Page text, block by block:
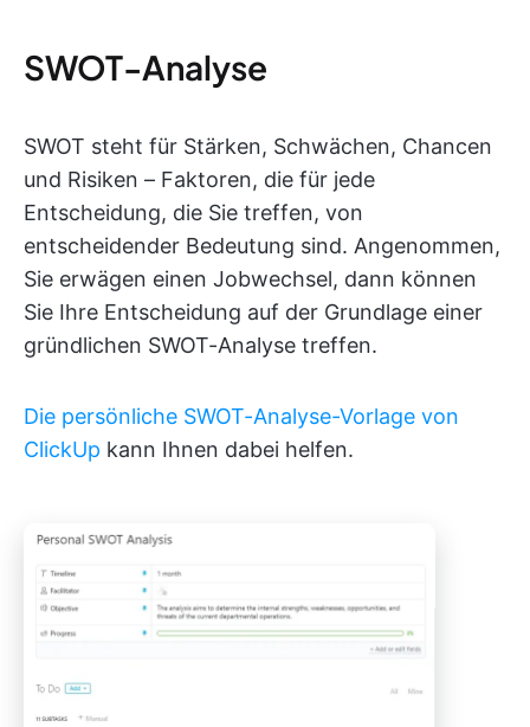
SWOT-Analyse
SWOT steht für Stärken, Schwächen, Chancen
und Risiken – Faktoren, die für jede
Entscheidung, die Sie treffen, von
entscheidender Bedeutung sind. Angenommen,
Sie erwägen einen Jobwechsel, dann können
Sie Ihre Entscheidung auf der Grundlage einer
gründlichen SWOT-Analyse treffen.
Die persönliche SWOT-Analyse-Vorlage von
ClickUp kann Ihnen dabei helfen.